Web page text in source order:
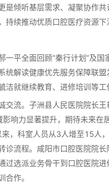
是倾听基层需求、凝聚协作
续推动优质口腔医疗资源下
平全面回顾“秦行计划”及国
统解读健康优先服务保障联
就继续教育、进修培训等
流。子洲县人民医院院长王
响力显著提升，期待未来
，科室人员从3人增至15人
诊流程。咸阳市口腔医院院
过选派业务骨干到口腔医院
作。